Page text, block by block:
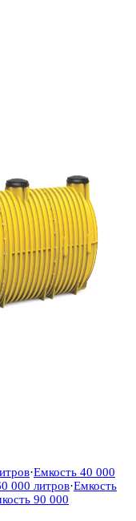
·Емкость 40 000
000 литров·Емкость
90 000